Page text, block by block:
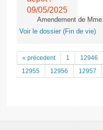
09/05/2025
Amendement de
Voir le dossier (Fin de vie)
« précedent 1 12946
12955
12956 12957